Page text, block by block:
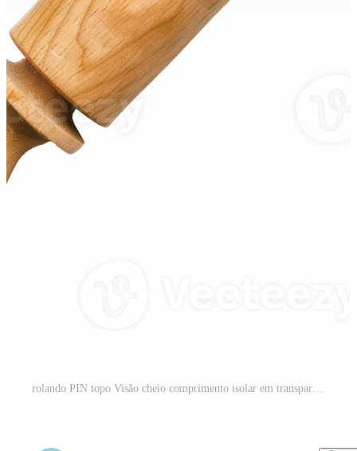
rolando PIN topo Visão cheio comprimento isolar em transparência fundo PNG Pro